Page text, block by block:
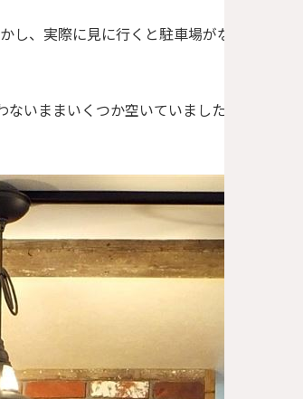
、実際に見に行くと駐車場がなかった
いままいくつか空いていました。